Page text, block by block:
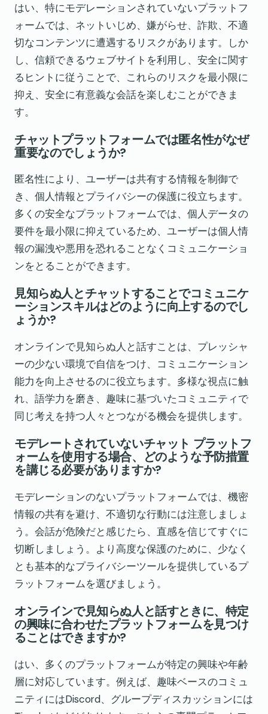
はい、特にモデレーションされていないプラットフ
ォームでは、ネットいじめ、嫌がらせ、詐欺、不適
切なコンテンツに遭遇するリスクがあります。しか
し、信頼できるウェブサイトを利用し、安全に関す
るヒントに従うことで、これらのリスクを最小限に
抑え、安全に有意義な会話を楽しむことができま
す。
チャットプラットフォームでは匿名性がなぜ
重要なのでしょうか?
匿名性により、ユーザーは共有する情報を制御で
き、個人情報とプライバシーの保護に役立ちます。
多くの安全なプラットフォームでは、個人データの
要件を最小限に抑えているため、ユーザーは個人情
報の漏洩や悪用を恐れることなくコミュニケーショ
ンをとることができます。
見知らぬ人とチャットすることでコミュニケ
ーションスキルはどのように向上するのでし
ょうか?
オンラインで見知らぬ人と話すことは、プレッシャ
ーの少ない環境で自信をつけ、コミュニケーション
能力を向上させるのに役立ちます。多様な視点に触
れ、語学力を磨き、趣味に基づいたコミュニティで
同じ考えを持つ人々とつながる機会を提供します。
モデレートされていないチャット プラットフ
ォームを使用する場合、どのような予防措置
を講じる必要がありますか?
モデレーションのないプラットフォームでは、機密
情報の共有を避け、不適切な行動には注意しましょ
う。会話が危険だと感じたら、直感を信じてすぐに
切断しましょう。より高度な保護のために、少なく
とも基本的なプライバシーツールを提供しているプ
ラットフォームを選びましょう。
オンラインで見知らぬ人と話すときに、特定
の興味に合わせたプラットフォームを見つけ
ることはできますか?
はい、多くのプラットフォームが特定の興味や年齢
層に対応しています。例えば、趣味ベースのコミュ
ニティにはDiscord、グループディスカッションには